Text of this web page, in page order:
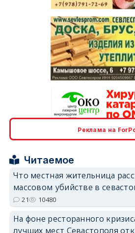
Реклама на
Читаемое
Что местная жительница
массовом убийстве в
21 10480
На фоне ресторанного
лучших мест Севастополя